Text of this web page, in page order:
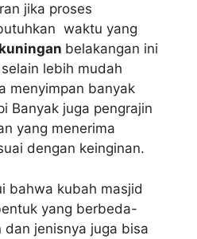
jika proses
waktu yang
belakangan ini
lebih mudah
menyimpan banyak
Banyak juga pengrajin
yang menerima
dengan keinginan.
bahwa kubah masjid
yang berbeda-
dan jenisnya juga bisa